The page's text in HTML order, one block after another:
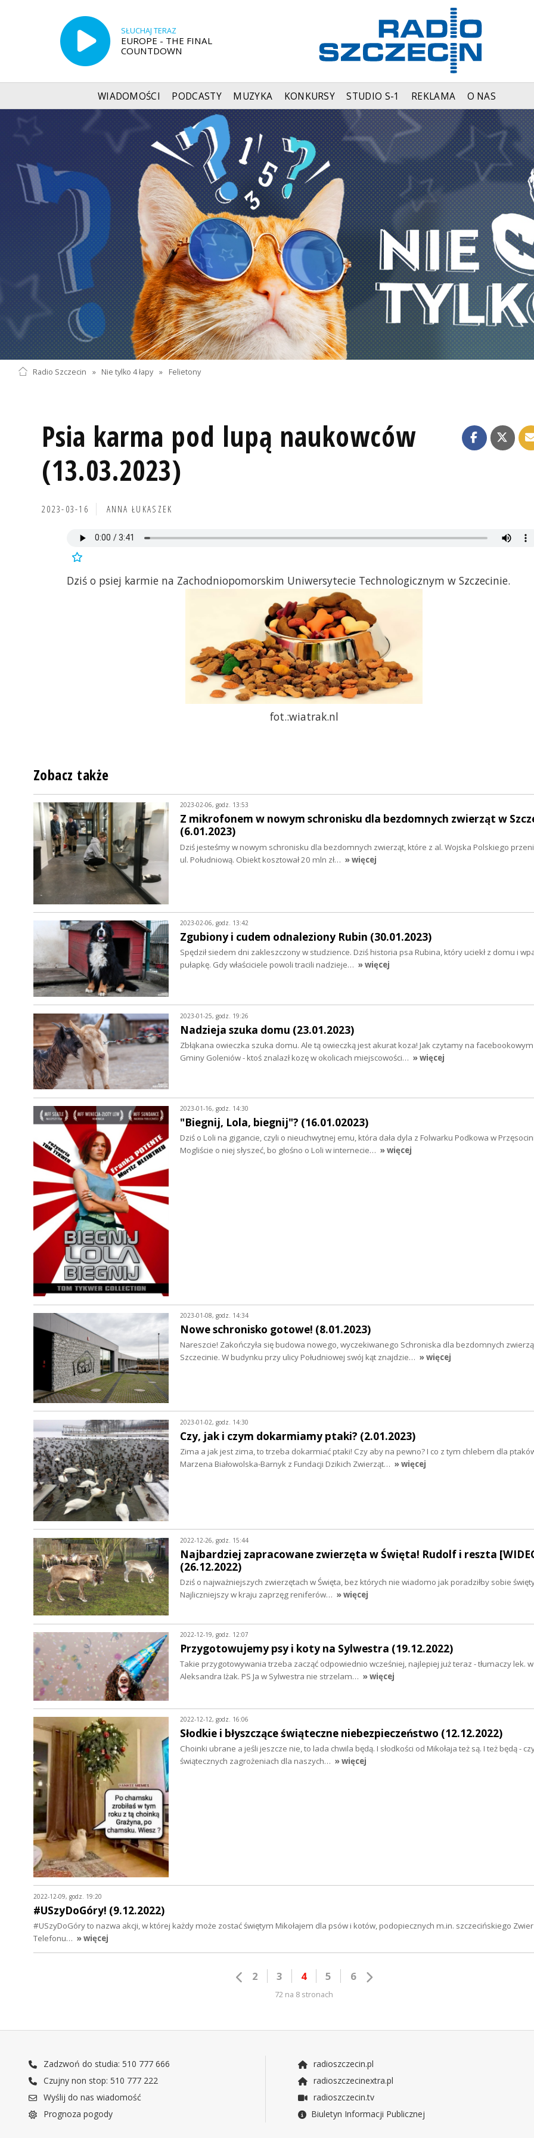
SŁUCHAJ TERAZ
EUROPE - THE FINAL
COUNTDOWN
WIADOMOŚCI PODCASTY MUZYKA KONKURSY STUDIO S-1 REKLAMA O NAS
Radio Szczecin » Nie tylko 4 łapy » Felietony
Psia karma pod lupą naukowców
(13.03.2023)
2023-03-16 ANNA ŁUKASZEK
Dziś o psiej karmie na Zachodniopomorskim Uniwersytecie Technologicznym w Szczecinie.
fot.:wiatrak.nl
Zobacz także
2023-02-06, godz. 13:53
Z mikrofonem w nowym schronisku dla bezdomnych zwierząt w
(6.01.2023)
Dziś jesteśmy w nowym schronisku dla bezdomnych zwierząt, które z al. Wojska Polskiego
ul. Południową. Obiekt kosztował 20 mln zł… » więcej
2023-02-06, godz. 13:42
Zgubiony i cudem odnaleziony Rubin (30.01.2023)
Spędził siedem dni zakleszczony w studzience. Dziś historia psa Rubina, który uciekł z domu i
pułapkę. Gdy właściciele powoli tracili nadzieje… » więcej
2023-01-25, godz. 19:26
Nadzieja szuka domu (23.01.2023)
Zbłąkana owieczka szuka domu. Ale tą owieczką jest akurat koza! Jak czytamy na
Gminy Goleniów - ktoś znalazł kozę w okolicach miejscowości… » więcej
2023-01-16, godz. 14:30
"Biegnij, Lola, biegnij"? (16.01.02023)
Dziś o Loli na gigancie, czyli o nieuchwytnej emu, która dała dyla z Folwarku Podkowa w
Mogliście o niej słyszeć, bo głośno o Loli w internecie… » więcej
2023-01-08, godz. 14:34
Nowe schronisko gotowe! (8.01.2023)
Nareszcie! Zakończyła się budowa nowego, wyczekiwanego Schroniska dla bezdomnych
Szczecinie. W budynku przy ulicy Południowej swój kąt znajdzie… » więcej
2023-01-02, godz. 14:30
Czy, jak i czym dokarmiamy ptaki? (2.01.2023)
Zima a jak jest zima, to trzeba dokarmiać ptaki! Czy aby na pewno? I co z tym chlebem dla
Marzena Białowolska-Barnyk z Fundacji Dzikich Zwierząt… » więcej
2022-12-26, godz. 15:44
Najbardziej zapracowane zwierzęta w Święta! Rudolf i reszta
(26.12.2022)
Dziś o najważniejszych zwierzętach w Święta, bez których nie wiadomo jak poradziłby sobie
Najliczniejszy w kraju zaprzęg reniferów… » więcej
2022-12-19, godz. 12:07
Przygotowujemy psy i koty na Sylwestra (19.12.2022)
Takie przygotowywania trzeba zacząć odpowiednio wcześniej, najlepiej już teraz - tłumaczy lek.
Aleksandra Iżak. PS Ja w Sylwestra nie strzelam… » więcej
2022-12-12, godz. 16:06
Słodkie i błyszczące świąteczne niebezpieczeństwo (12.12.2022)
Choinki ubrane a jeśli jeszcze nie, to lada chwila będą. I słodkości od Mikołaja też są. I też będą -
świątecznych zagrożeniach dla naszych… » więcej
2022-12-09, godz. 19:20
#USzyDoGóry! (9.12.2022)
#USzyDoGóry to nazwa akcji, w której każdy może zostać świętym Mikołajem dla psów i kotów, podopiecznych m.in. szczecińskiego
Telefonu… » więcej
2 3 4 5 6
72 na 8 stronach
Zadzwoń do studia: 510 777 666
Czujny non stop: 510 777 222
Wyślij do nas wiadomość
Prognoza pogody
radioszczecin.pl
radioszczecinextra.pl
radioszczecin.tv
Biuletyn Informacji Publicznej